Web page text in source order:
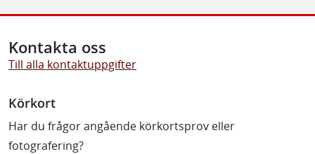
Kontakta oss
Till alla kontaktuppgifter
Körkort
Har du frågor angående körkortsprov eller
fotografering?